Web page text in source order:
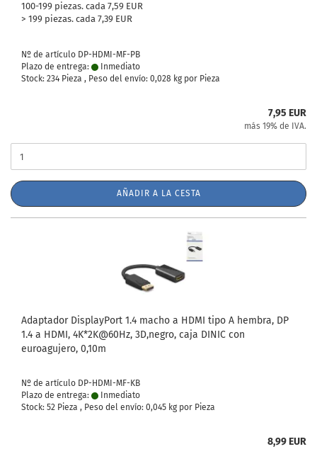
100-199 piezas. cada 7,59 EUR
> 199 piezas. cada 7,39 EUR
Nº de artículo DP-HDMI-MF-PB
Plazo de entrega:
Inmediato
Stock: 234 Pieza , Peso del envío: 0,028 kg por Pieza
7,95 EUR
más 19% de IVA.
AÑADIR A LA CESTA
Adaptador DisplayPort 1.4 macho a HDMI tipo A hembra, DP
1.4 a HDMI, 4K*2K@60Hz, 3D,negro, caja DINIC con
euroagujero, 0,10m
Nº de artículo DP-HDMI-MF-KB
Plazo de entrega:
Inmediato
Stock: 52 Pieza , Peso del envío: 0,045 kg por Pieza
8,99 EUR